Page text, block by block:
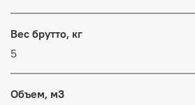
Вес брутто, кг
5
Объем, м3